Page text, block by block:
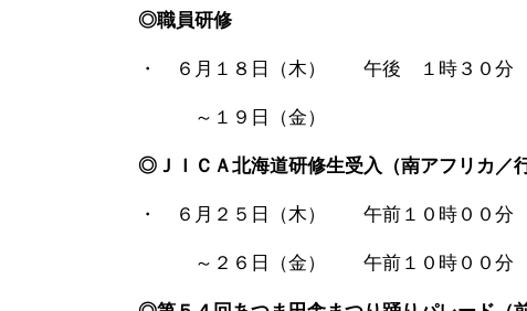
◎職員研修
・ ６月１８日（木） 午後 １時３０
～１９日（金）
◎ＪＩＣＡ北海道研修生受入（南アフリカ／
・ ６月２５日（木） 午前１０時００分
～２６日（金） 午前１０時００分